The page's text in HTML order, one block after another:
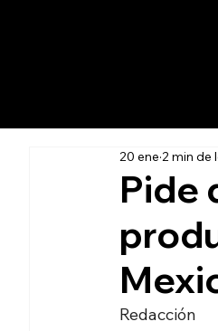
Pide
20 ene 2 min de
Redacción